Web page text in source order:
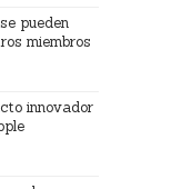
pueden
miembros
innovador